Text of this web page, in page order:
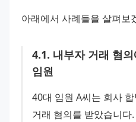
아래에서 사례들을 살펴보
4.1. 내부자 거래 혐
임원
40대 임원 A씨는 회사
거래 혐의를 받았습니다